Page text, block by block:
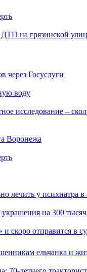
ДТП на грязинской
через Госуслуги
воду
исследование –
Воронежа
лечить у психиатра
на 300 тысяч
и скоро отправится в
ельчанка и